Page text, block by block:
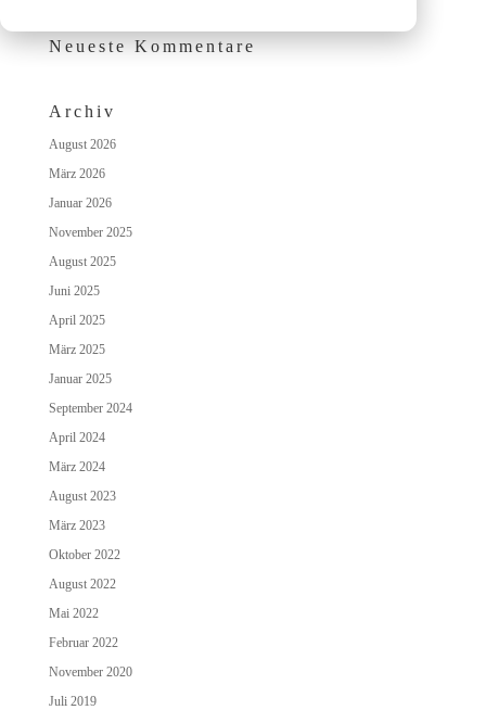
Neueste Kommentare
Archiv
August 2026
März 2026
Januar 2026
November 2025
August 2025
Juni 2025
April 2025
März 2025
Januar 2025
September 2024
April 2024
März 2024
August 2023
März 2023
Oktober 2022
August 2022
Mai 2022
Februar 2022
November 2020
Juli 2019